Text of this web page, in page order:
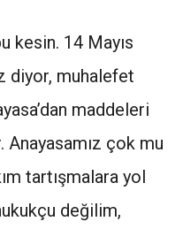
kesin. 14 Mayıs
diyor, muhalefet
maddeleri
Anayasamız çok mu
tartışmalara yol
değilim,